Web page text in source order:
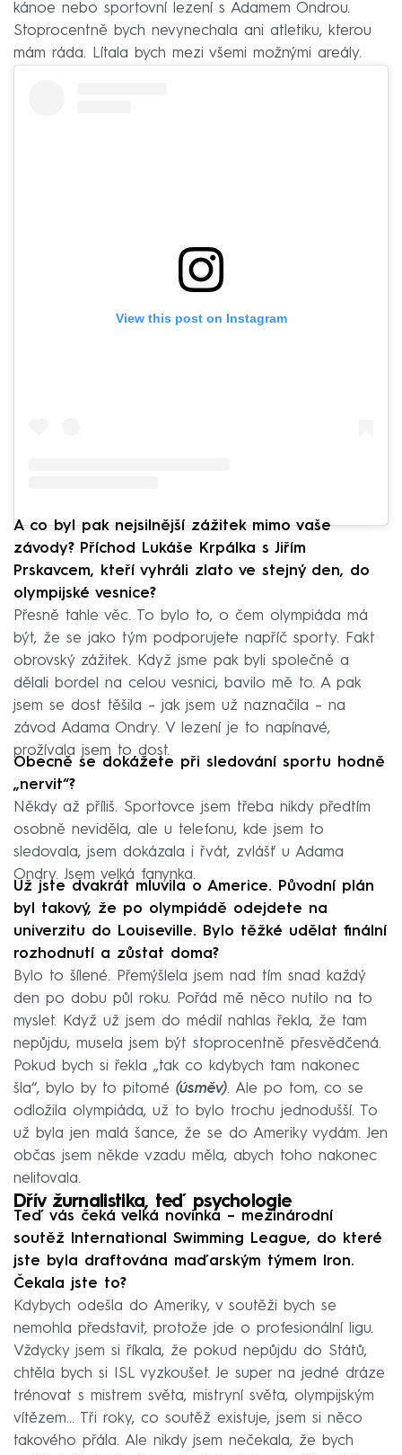
kánoe nebo sportovní lezení s Adamem Ondrou.
Stoprocentně bych nevynechala ani atletiku, kterou
mám ráda. Lítala bych mezi všemi možnými areály.
View this post on Instagram
A co byl pak nejsilnější zážitek mimo vaše
závody? Příchod Lukáše Krpálka s Jiřím
Prskavcem, kteří vyhráli zlato ve stejný den, do
olympijské vesnice?
Přesně tahle věc. To bylo to, o čem olympiáda má
být, že se jako tým podporujete napříč sporty. Fakt
obrovský zážitek. Když jsme pak byli společně a
dělali bordel na celou vesnici, bavilo mě to. A pak
jsem se dost těšila – jak jsem už naznačila – na
závod Adama Ondry. V lezení je to napínavé,
prožívala jsem to dost.
Obecně se dokážete při sledování sportu hodně
„nervit“?
Někdy až příliš. Sportovce jsem třeba nikdy předtím
osobně neviděla, ale u telefonu, kde jsem to
sledovala, jsem dokázala i řvát, zvlášť u Adama
Ondry. Jsem velká fanynka.
Už jste dvakrát mluvila o Americe. Původní plán
byl takový, že po olympiádě odejdete na
univerzitu do Louiseville. Bylo těžké udělat finální
rozhodnutí a zůstat doma?
Bylo to šílené. Přemýšlela jsem nad tím snad každý
den po dobu půl roku. Pořád mě něco nutilo na to
myslet. Když už jsem do médií nahlas řekla, že tam
nepůjdu, musela jsem být stoprocentně přesvědčená.
Pokud bych si řekla „tak co kdybych tam nakonec
šla“, bylo by to pitomé (úsměv). Ale po tom, co se
odložila olympiáda, už to bylo trochu jednodušší. To
už byla jen malá šance, že se do Ameriky vydám. Jen
občas jsem někde vzadu měla, abych toho nakonec
nelitovala.
Dřív žurnalistika, teď psychologie
Teď vás čeká velká novinka – mezinárodní
soutěž International Swimming League, do které
jste byla draftována maďarským týmem Iron.
Čekala jste to?
Kdybych odešla do Ameriky, v soutěži bych se
nemohla představit, protože jde o profesionální ligu.
Vždycky jsem si říkala, že pokud nepůjdu do Států,
chtěla bych si ISL vyzkoušet. Je super na jedné dráze
trénovat s mistrem světa, mistryní světa, olympijským
vítězem… Tři roky, co soutěž existuje, jsem si něco
takového přála. Ale nikdy jsem nečekala, že bych